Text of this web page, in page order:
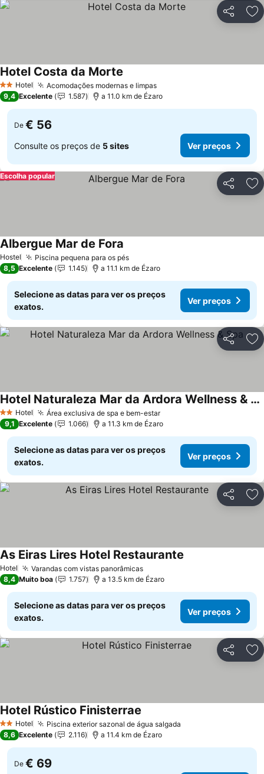
Partilhar
2 Estrelas
Hotel Acomodações modernas e limpas
Hotel Costa da Morte
9,4 Excelente 1.587 a 11.0 km de Ézaro
De € 56
Consulte os preços de 5 sites Ver preços
Partilhar
Escolha popular
Hostel Piscina pequena para os pés
Albergue Mar de Fora
8,5 Excelente 1.145 a 11.1 km de Ézaro
Selecione as datas para ver os preços
exatos.
Ver preços
Partilhar
2 Estrelas
Hotel Área exclusiva de spa e bem-estar
Hotel Naturaleza Mar da Ardora Wellness & Spa
9,1 Excelente 1.066 a 11.3 km de Ézaro
Selecione as datas para ver os preços
exatos.
Ver preços
Partilhar
Hotel Varandas com vistas panorâmicas
As Eiras Lires Hotel Restaurante
8,4 Muito boa 1.757 a 13.5 km de Ézaro
Selecione as datas para ver os preços
exatos.
Ver preços
Partilhar
2 Estrelas
Hotel Piscina exterior sazonal de água salgada
Hotel Rústico Finisterrae
8,6 Excelente 2.116 a 11.4 km de Ézaro
De € 69